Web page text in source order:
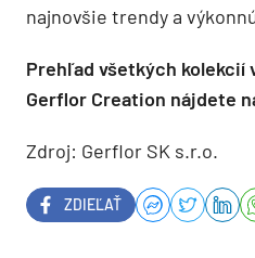
najnovšie trendy a
Prehľad všetkých kolekcií
Gerflor Creation nájdete
Zdroj: Gerflor SK s.r.o.
ZDIEĽAŤ